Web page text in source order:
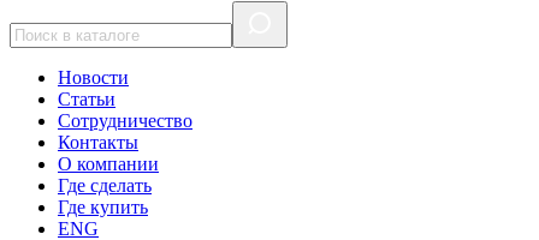
Новости
Статьи
Сотрудничество
Контакты
О компании
Где сделать
Где купить
ENG